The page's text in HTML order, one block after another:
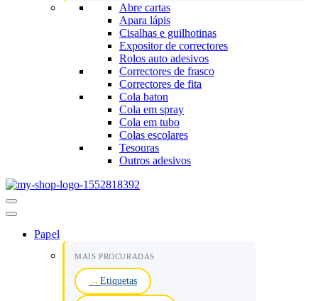
Abre cartas
Apara lápis
Cisalhas e guilhotinas
Expositor de correctores
Rolos auto adesivos
Correctores de frasco
Correctores de fita
Cola baton
Cola em spray
Cola em tubo
Colas escolares
Tesouras
Outros adesivos
Menu
de
Papel
MAIS PROCURADAS
Etiquetas